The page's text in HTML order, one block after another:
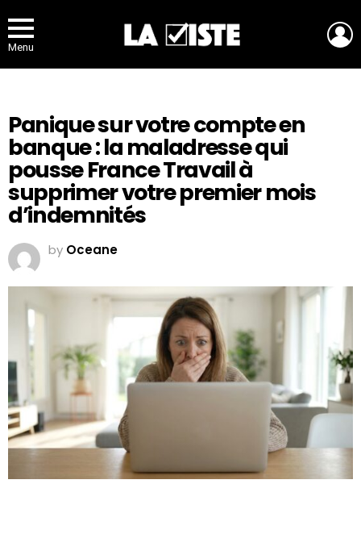
Menu
Panique sur votre compte en
banque : la maladresse qui
pousse France Travail à
supprimer votre premier mois
d’indemnités
by Oceane